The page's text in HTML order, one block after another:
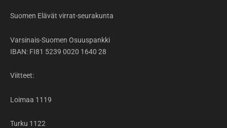
-
m
Suomen Elävät virrat-seurakunta
Varsinais-Suomen Osuuspankki
IBAN: FI81 5239 0020 1640 28
Viitteet:
Loimaa 1119
Turku 1122